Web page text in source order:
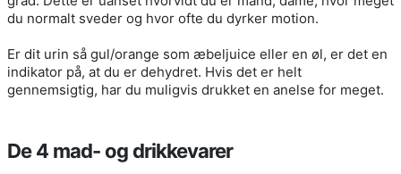
du normalt sveder og hvor ofte du dyrker motion.
Er dit urin så gul/orange som æbeljuice eller en øl, er det en
indikator på, at du er dehydret. Hvis det er helt
gennemsigtig, har du muligvis drukket en anelse for meget.
De 4 mad- og drikkevarer